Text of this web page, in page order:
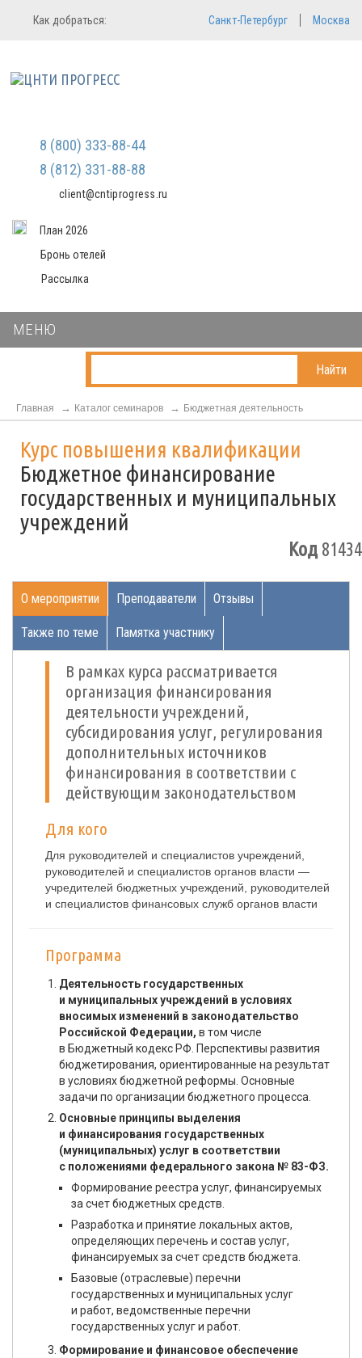
Регистрация
Мы не передаем ваши данные
третьим лицам и не рассылаем
Вход в систему
Как добраться: Санкт-Петербург Москва
8 (800) 333-88-44
8 (812) 331-88-88
client@cntiprogress.ru
План 2026
Бронь отелей
Рассылка
МЕНЮ
Найти
Главная Каталог семинаров Бюджетная деятельность
Курс повышения квалификации
Бюджетное финансирование
государственных и муниципальных
учреждений
Код81434
О мероприятии Преподаватели Отзывы
Также по теме Памятка участнику
В рамках курса рассматривается
организация финансирования
деятельности учреждений,
субсидирования услуг, регулирования
дополнительных источников
финансирования в соответствии с
действующим законодательством
Для кого
Для руководителей и специалистов учреждений,
руководителей и специалистов органов власти —
учредителей бюджетных учреждений, руководителей
и специалистов финансовых служб органов власти
Программа
Деятельность государственных
и муниципальных учреждений в условиях
вносимых изменений в законодательство
Российской Федерации, в том числе
в Бюджетный кодекс РФ. Перспективы развития
бюджетирования, ориентированные на результат
в условиях бюджетной реформы. Основные
задачи по организации бюджетного процесса.
Основные принципы выделения
и финансирования государственных
(муниципальных) услуг в соответствии
с положениями федерального закона № 83-ФЗ.
Формирование реестра услуг, финансируемых
за счет бюджетных средств.
Разработка и принятие локальных актов,
определяющих перечень и состав услуг,
финансируемых за счет средств бюджета.
Базовые (отраслевые) перечни
государственных и муниципальных услуг
и работ, ведомственные перечни
государственных услуг и работ.
Формирование и финансовое обеспечение